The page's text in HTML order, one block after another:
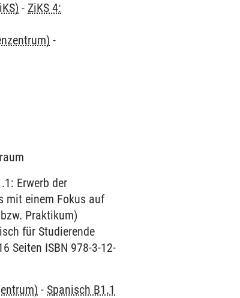
- ZiKS 4:
-
Erwerb der
mit einem Fokus auf
Praktikum)
für Studierende
Seiten ISBN 978-3-12-
- Spanisch B1.1